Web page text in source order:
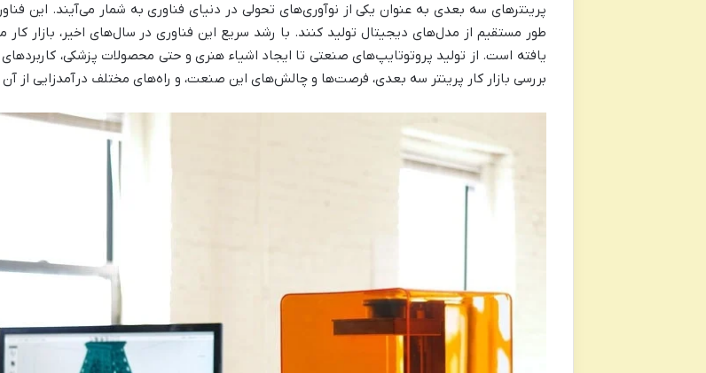
پرینتر‌های سه بعدی به عنوان یکی از نوآوری‌های تحولی در دنیای فناوری به شمار می‌آیند. این
طور مستقیم از مدل‌های دیجیتال تولید کنند. با رشد سریع این فناوری در سال‌های اخیر، بازار
یافته است. از تولید پروتوتایپ‌های صنعتی تا ایجاد اشیاء هنری و حتی محصولات پزشکی،
بررسی بازار کار پرینتر سه بعدی، فرصت‌ها و چالش‌های این صنعت، و راه‌های مختلف درآمدزایی از